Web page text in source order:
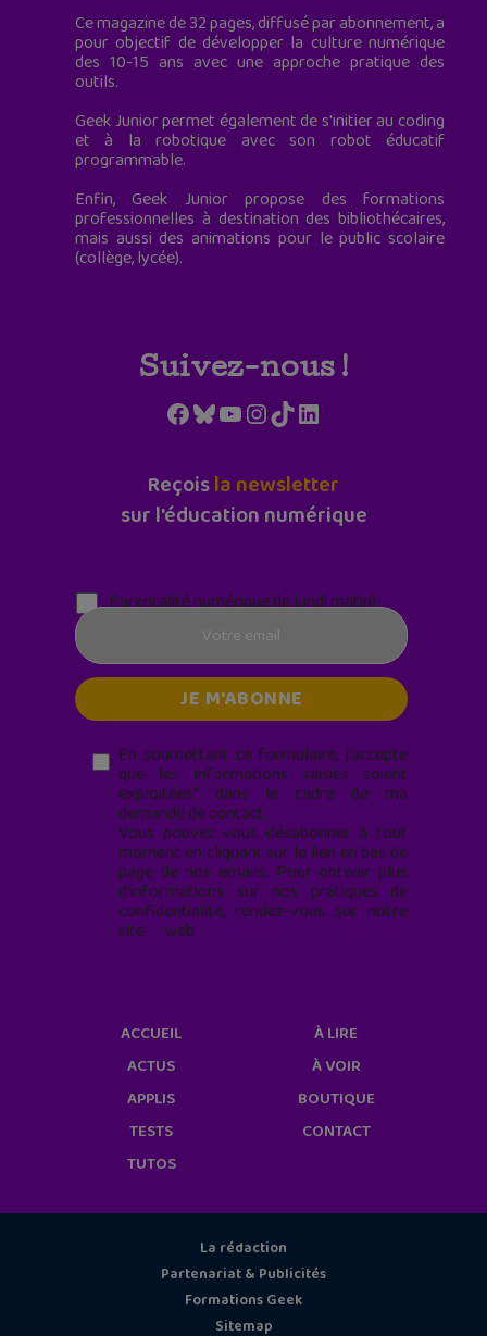
Ce magazine de 32 pages, diffusé par abonnement, a
pour objectif de développer la culture numérique
des 10-15 ans avec une approche pratique des
outils.
Geek Junior permet également de s'initier au coding
et à la robotique avec son robot éducatif
programmable.
Enfin, Geek Junior propose des formations
professionnelles à destination des bibliothécaires,
mais aussi des animations pour le public scolaire
(collège, lycée).
Suivez-nous !
Facebook
Bluesky
YouTube
Instagram
TikTokLinkedIn
Reçoisla newsletter
sur l'éducation numérique
Parentalité numérique (le lundi matin)
En soumettant ce formulaire, j’accepte
que les informations saisies soient
exploitées* dans le cadre de ma
demande de contact.
Vous pouvez vous désabonner à tout
moment en cliquant sur le lien en bas de
page de nos emails. Pour obtenir plus
d'informations sur nos pratiques de
confidentialité, rendez-vous sur notre
site web
ACCUEIL
ACTUS
APPLIS
TESTS
TUTOS
À LIRE
À VOIR
BOUTIQUE
CONTACT
La rédaction
Partenariat & Publicités
Formations Geek
Sitemap